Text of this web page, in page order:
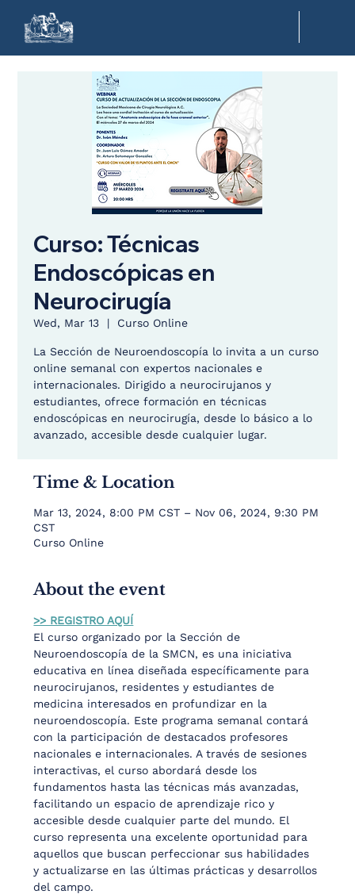
Curso: Técnicas
Endoscópicas en
Neurocirugía
Wed, Mar 13
  |
Curso Online
La Sección de Neuroendoscopía lo invita a un curso
online semanal con expertos nacionales e
internacionales. Dirigido a neurocirujanos y
estudiantes, ofrece formación en técnicas
endoscópicas en neurocirugía, desde lo básico a lo
avanzado, accesible desde cualquier lugar.
Time & Location
Mar 13, 2024, 8:00 PM CST – Nov 06, 2024, 9:30 PM
CST
Curso Online
About the event
>> REGISTRO AQUÍ
El curso organizado por la Sección de
Neuroendoscopía de la SMCN, es una iniciativa
educativa en línea diseñada específicamente para
neurocirujanos, residentes y estudiantes de
medicina interesados en profundizar en la
neuroendoscopía. Este programa semanal contará
con la participación de destacados profesores
nacionales e internacionales. A través de sesiones
interactivas, el curso abordará desde los
fundamentos hasta las técnicas más avanzadas,
facilitando un espacio de aprendizaje rico y
accesible desde cualquier parte del mundo. El
curso representa una excelente oportunidad para
aquellos que buscan perfeccionar sus habilidades
y actualizarse en las últimas prácticas y desarrollos
del campo.